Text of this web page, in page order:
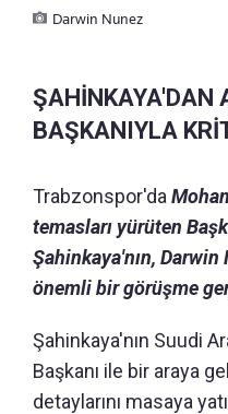
Darwin Nunez
ŞAHİNKAYA'DAN
BAŞKANIYLA
Trabzonspor'da
temasları yürüten
Şahinkaya'nın,
önemli bir görüşme
Şahinkaya'nın Suudi
Başkanı ile bir araya
detaylarını masaya